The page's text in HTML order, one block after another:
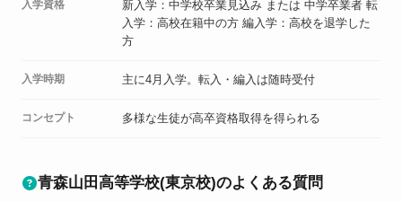
入学資格
新入学：中学校卒業見込み または 中学卒業者 転
入学：高校在籍中の方 編入学：高校を退学した
方
入学時期 主に4月入学。転入・編入は随時受付
コンセプト 多様な生徒が高卒資格取得を得られる
青森山田高等学校(東京校)のよくある質問